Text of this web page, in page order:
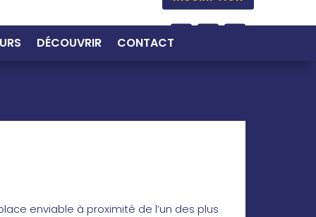
DÉCOUVRIR CONTACT
enviable à proximité de l’un des plus